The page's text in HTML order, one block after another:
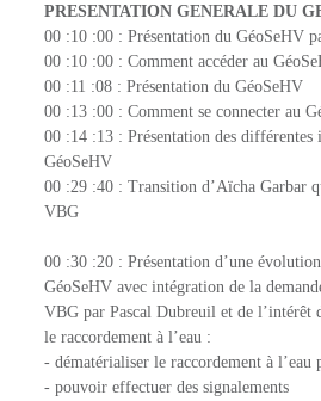
PRESENTATION GENERALE DU
00 :10 :00 : Présentation du GéoSeHV
00 :10 :00 : Comment accéder au
00 :11 :08 : Présentation du GéoSeHV
00 :13 :00 : Comment se connecter au
00 :14 :13 : Présentation des différentes
GéoSeHV
00 :29 :40 : Transition d’Aïcha Garbar
VBG
00 :30 :20 : Présentation d’une
GéoSeHV avec intégration de la
VBG par Pascal Dubreuil et de l’intérêt
le raccordement à l’eau :
- dématérialiser le raccordement à l’eau
- pouvoir effectuer des signalements